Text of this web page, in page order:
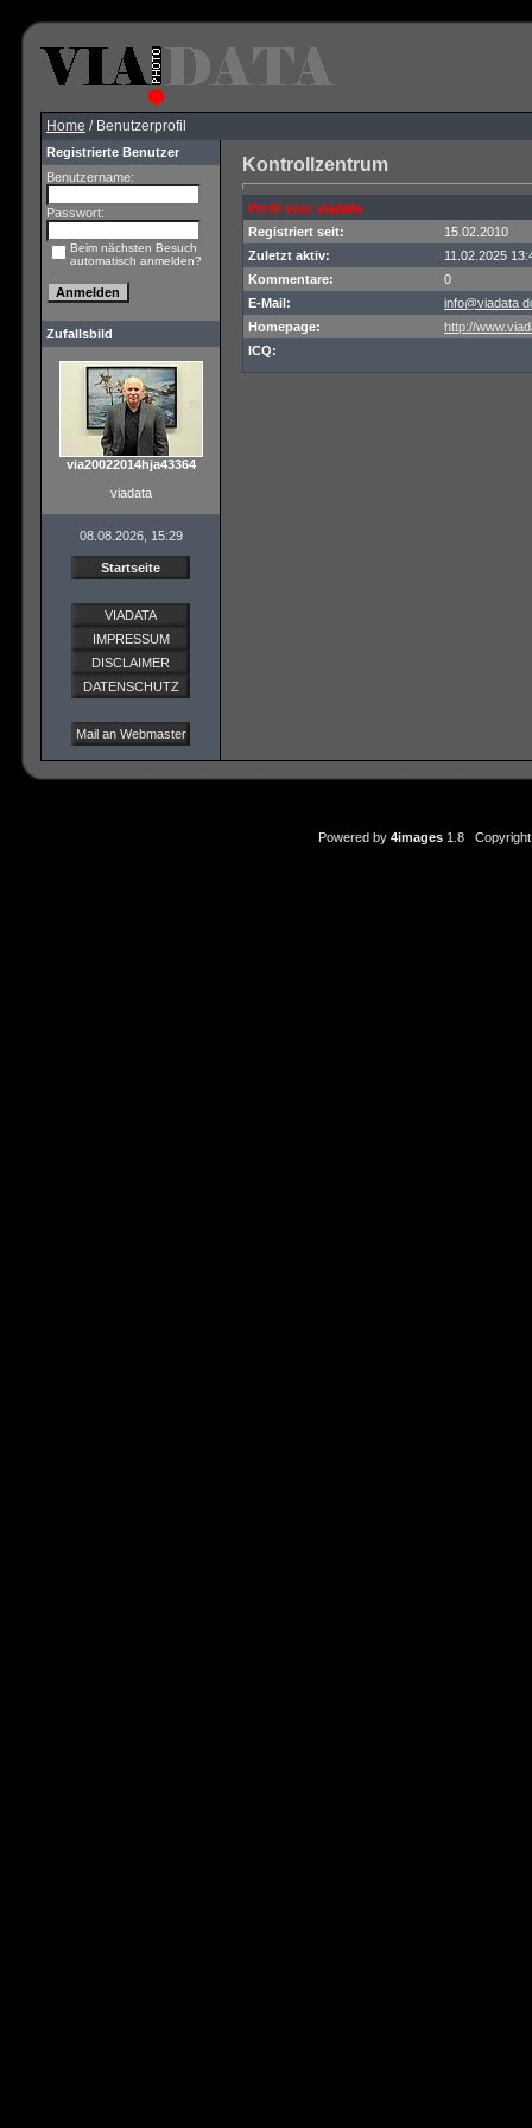
Home / Benutzerprofil
Registrierte Benutzer
Benutzername:
Passwort:
Beim nächsten Besuch
automatisch anmelden?
Zufallsbild
via20022014hja43364
viadata
08.08.2026, 15:29
Startseite
VIADATA
IMPRESSUM
DISCLAIMER
DATENSCHUTZ
Mail an Webmaster
Kontrollzentrum
Profil von: viadata
Registriert seit:
15.02.2010
Zuletzt aktiv:
11.02.2025
Kommentare:
0
E-Mail:
info@viadata
Homepage:
http://
ICQ:
Powered by 4images1.8 Copyright